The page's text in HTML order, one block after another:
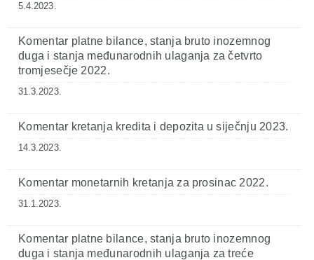
5.4.2023.
Komentar platne bilance, stanja bruto inozemnog
duga i stanja međunarodnih ulaganja za četvrto
tromjesečje 2022.
31.3.2023.
Komentar kretanja kredita i depozita u siječnju 2023.
14.3.2023.
Komentar monetarnih kretanja za prosinac 2022.
31.1.2023.
Komentar platne bilance, stanja bruto inozemnog
duga i stanja međunarodnih ulaganja za treće